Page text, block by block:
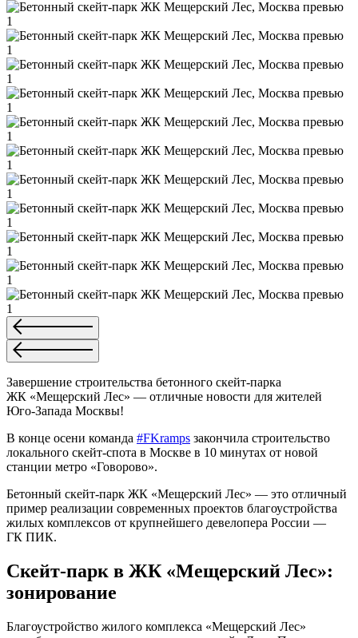
Завершение строительства бетонного скейт-парка
ЖК «Мещерский Лес» — отличные новости для жителей
Юго-Запада Москвы!
В конце осени команда #FKramps закончила строительство
локального скейт-спота в Москве в 10 минутах от новой
станции метро «Говорово».
Бетонный скейт-парк ЖК «Мещерский Лес» — это отличный
пример реализации современных проектов благоустройства
жилых комплексов от крупнейшего девелопера России —
ГК ПИК.
Скейт-парк в ЖК «Мещерский Лес»:
зонирование
Благоустройство жилого комплекса «Мещерский Лес»